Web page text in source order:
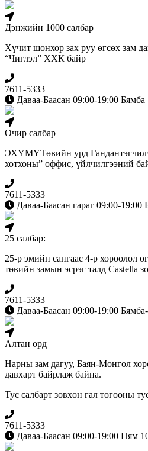
Дэнжийн 1000 салбар
Хүчит шонхор зах руу өгсөх зам
“Чиглэл” ХХК байр
7611-5333
Даваа-Баасан 09:00-19:00
Очир салбар
ЭХҮМҮТөвийн урд
хотхоны” оффис, үйлчилгээний
7611-5333
Даваа-Баасан гараг 09:00-
25 салбар:
25-р эмийн сангаас 4-р хороолол
төвийн замын эсрэг талд Сastella
7611-5333
Даваа-Баасан 09:00-19:00
Алтан орд
Нарны зам дагуу, Баян-Монгол
давхарт байрлаж байна.
Тус салбарт зөвхөн гал тогооны
7611-5333
Даваа-Баасан 09:00-19:00 Ням